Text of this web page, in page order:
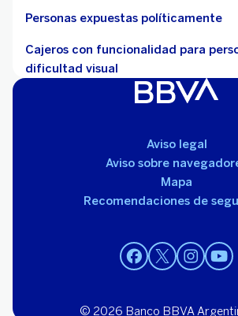
Personas expuestas políticamente
Cajeros con funcionalidad para
dificultad visual
Aviso legal
Aviso sobre
Mapa
Recomendaciones de
© 2026 Banco BBVA